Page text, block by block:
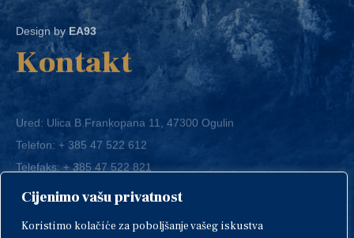
Cijenimo vašu privatnost
Koristimo kolačiće za poboljšanje vašeg iskustva
Design by EA93
Kontakt
Telefon:+ 385 47 522 612
Telefaks:+ 385 47 522 821
E-mail:grad-ogulin@ogulin.hr